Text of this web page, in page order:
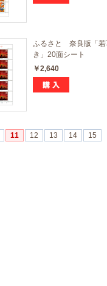
ふるさと 奈良版「若
き」20面シート
￥2,640
11 12 13 14 15